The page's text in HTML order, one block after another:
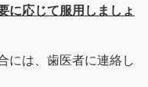
に応じて服用しましょ
には、歯医者に連絡し